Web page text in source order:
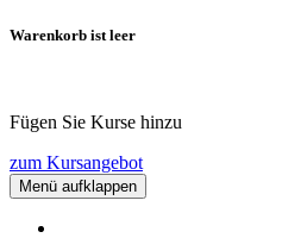
Warenkorb ist leer
Fügen Sie Kurse hinzu
zum Kursangebot
Menü aufklappen